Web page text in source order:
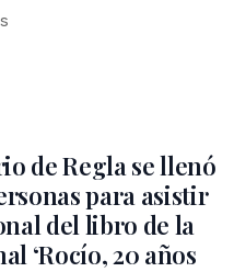
de Regla se llenó
para asistir
del libro de la
‘Rocío, 20 años